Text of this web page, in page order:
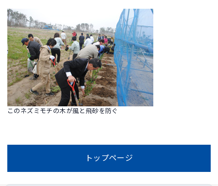
このネズミモチの木が風と飛砂を防ぐ
トップページ